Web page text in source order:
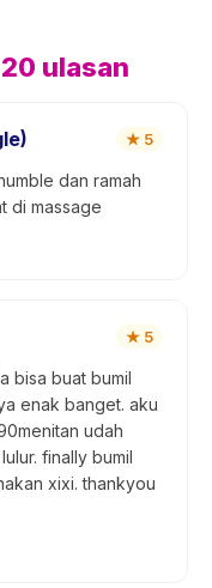
20 ulasan
★ 5
dan ramah
di massage
★ 5
bisa buat bumil
enak banget. aku
udah
finally bumil
xixi. thankyou